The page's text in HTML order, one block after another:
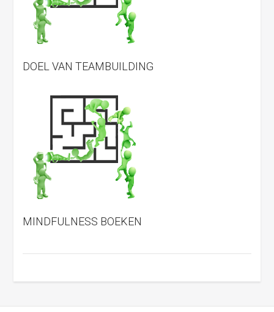
DOEL VAN TEAMBUILDING
MINDFULNESS BOEKEN